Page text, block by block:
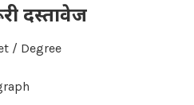
दस्तावेज
/ Degree